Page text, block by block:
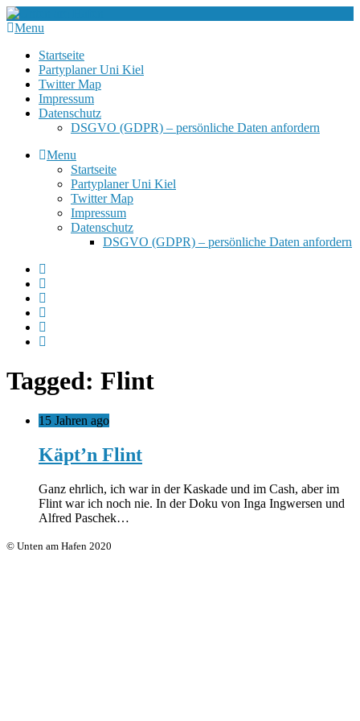
Menu
Startseite
Partyplaner Uni Kiel
Twitter Map
Impressum
Datenschutz
DSGVO (GDPR) – persönliche Daten anfordern
Menu
Startseite
Partyplaner Uni Kiel
Twitter Map
Impressum
Datenschutz
DSGVO (GDPR) – persönliche Daten anfordern
Tagged: Flint
15 Jahren ago
Käpt’n Flint
Ganz ehrlich, ich war in der Kaskade und im Cash, aber im
Flint war ich noch nie. In der Doku von Inga Ingwersen und
Alfred Paschek…
© Unten am Hafen 2020